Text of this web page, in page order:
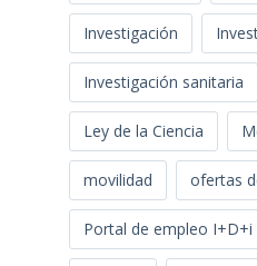
Investigación
Investigación sanitaria
Ley de la Ciencia
movilidad ofertas
Portal de empleo I+D+i